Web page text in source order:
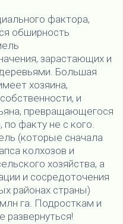
фактора,
обширность
зарастающих и
Большая
хозяина,
и
превращающегося
факту не с кого.
(которые сначала
колхозов и
хозяйства, а
и сосредоточения
районах страны)
га. Подросткам и
развернуться!